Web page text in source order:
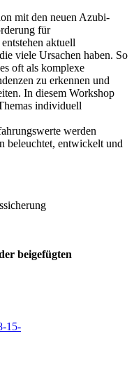
mit den neuen Azubi-
für
aktuell
viele Ursachen haben. So
oft als komplexe
zu erkennen und
In diesem Workshop
individuell
werden
beleuchtet, entwickelt und
beigefügten
15-